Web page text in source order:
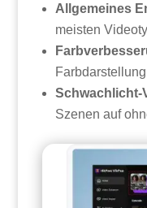
Allgemeines
meisten
Schwachlicht-
Szenen auf